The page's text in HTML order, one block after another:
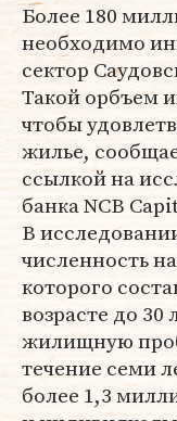
Более 180
необходимо
сектор
Такой орбъем
чтобы
жилье,
ссылкой на
банка NCB
В
численность
которого
возрасте до 30
жилищную
течение семи
более 1,3